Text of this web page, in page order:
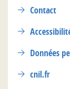
Contact
Données
cnil.fr